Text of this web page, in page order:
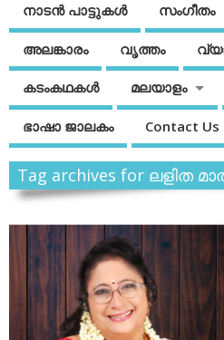
നാടന്‍ പാട്ടുകള്‍ സംഗീതം
അലങ്കാരം വൃത്തം
കടംകഥകള്‍ മലയാളം
ഭാഷാ ജാലകം Contact Us
Tag archives for ലളിത